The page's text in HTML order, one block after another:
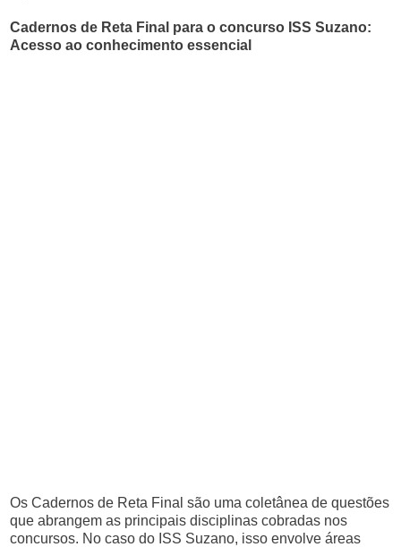
Cadernos de Reta Final para o concurso ISS Suzano:
Acesso ao conhecimento essencial
Os Cadernos de Reta Final são uma coletânea de questões
que abrangem as principais disciplinas cobradas nos
concursos. No caso do ISS Suzano, isso envolve áreas